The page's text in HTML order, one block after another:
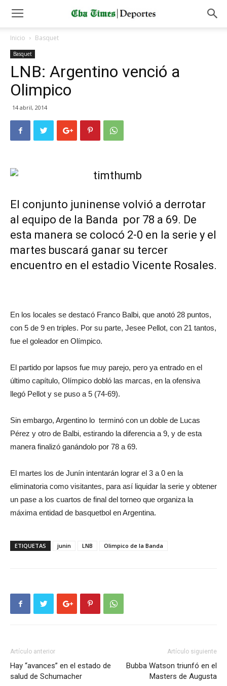
Inicio Basquet
Basquet
LNB: Argentino venció a
Olimpico
14 abril, 2014
El conjunto juninense volvió a derrotar
al equipo de la Banda por 78 a 69. De
esta manera se colocó 2-0 en la serie y el
martes buscará ganar su tercer
encuentro en el estadio Vicente Rosales.
En los locales se destacó Franco Balbi, que anotó 28 puntos,
con 5 de 9 en triples. Por su parte, Jesee Pellot, con 21 tantos,
fue el goleador en Olímpico.
El partido por lapsos fue muy parejo, pero ya entrado en el
último capítulo, Olímpico dobló las marcas, en la ofensiva
llegó Pellot y se puso a 5 (74-69).
Sin embargo, Argentino lo terminó con un doble de Lucas
Pérez y otro de Balbi, estirando la diferencia a 9, y de esta
manera finalizó ganándolo por 78 a 69.
El martes los de Junín intentarán lograr el 3 a 0 en la
eliminatoria como visitantes, para así liquidar la serie y obtener
un pase a los cuartos de final del torneo que organiza la
máxima entidad de basquetbol en Argentina.
ETIQUETAS junin LNB Olimpico de la Banda
Artículo anterior
Hay “avances” en el estado de
salud de Schumacher
Artículo siguiente
Bubba Watson triunfó en el
Masters de Augusta